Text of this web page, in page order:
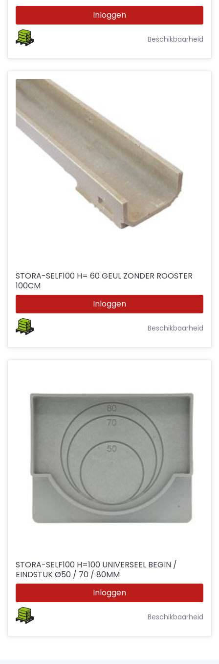
Inloggen
Beschikbaarheid
STORA-SELF100 H= 60 GEUL ZONDER ROOSTER
100CM
Inloggen
Beschikbaarheid
STORA-SELF100 H=100 UNIVERSEEL BEGIN /
EINDSTUK Ø50 / 70 / 80MM
Inloggen
Beschikbaarheid